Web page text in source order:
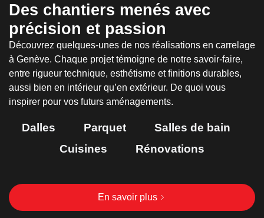
Des chantiers menés avec
précision et passion
Découvrez quelques-unes de nos réalisations en carrelage
à Genève. Chaque projet témoigne de notre savoir-faire,
entre rigueur technique, esthétisme et finitions durables,
aussi bien en intérieur qu’en extérieur. De quoi vous
inspirer pour vos futurs aménagements.
Dalles Parquet
Salles de bain
Cuisines
Rénovations
En savoir plus